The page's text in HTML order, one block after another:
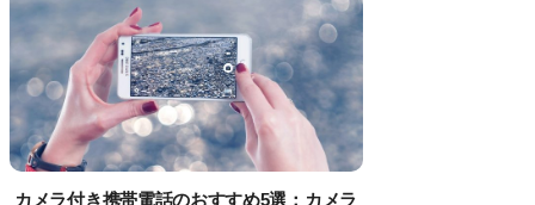
カメラ付き携帯電話のおすすめ5選：カメラ